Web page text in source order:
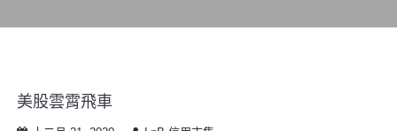
美股雲霄飛車